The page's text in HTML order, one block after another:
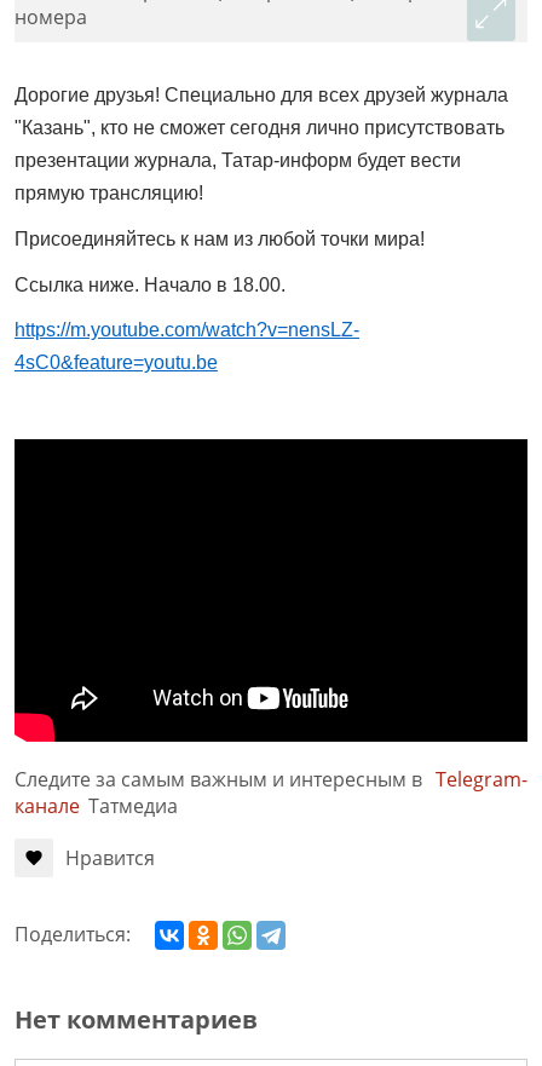
Дорогие друзья! Специально для всех друзей журнала
"Казань", кто не сможет сегодня лично присутствовать
презентации журнала, Татар-информ будет вести
прямую трансляцию!
Присоединяйтесь к нам из любой точки мира!
Ссылка ниже. Начало в 18.00.
https://m.youtube.com/watch?v=nensLZ-
4sC0&feature=youtu.be
Следите за самым важным и интересным в Telegram-
канале Татмедиа
Нравится
Поделиться:
Нет комментариев